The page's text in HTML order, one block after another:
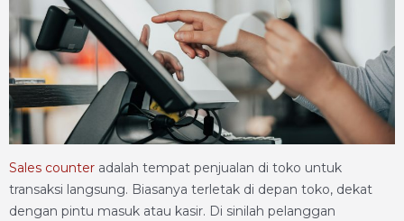
Sales counter adalah tempat penjualan di toko untuk
transaksi langsung. Biasanya terletak di depan toko, dekat
dengan pintu masuk atau kasir. Di sinilah pelanggan